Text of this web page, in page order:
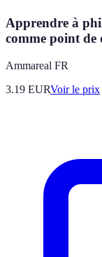
Apprendre à
comme point de
Ammareal FR
3.19 EURVoir le prix